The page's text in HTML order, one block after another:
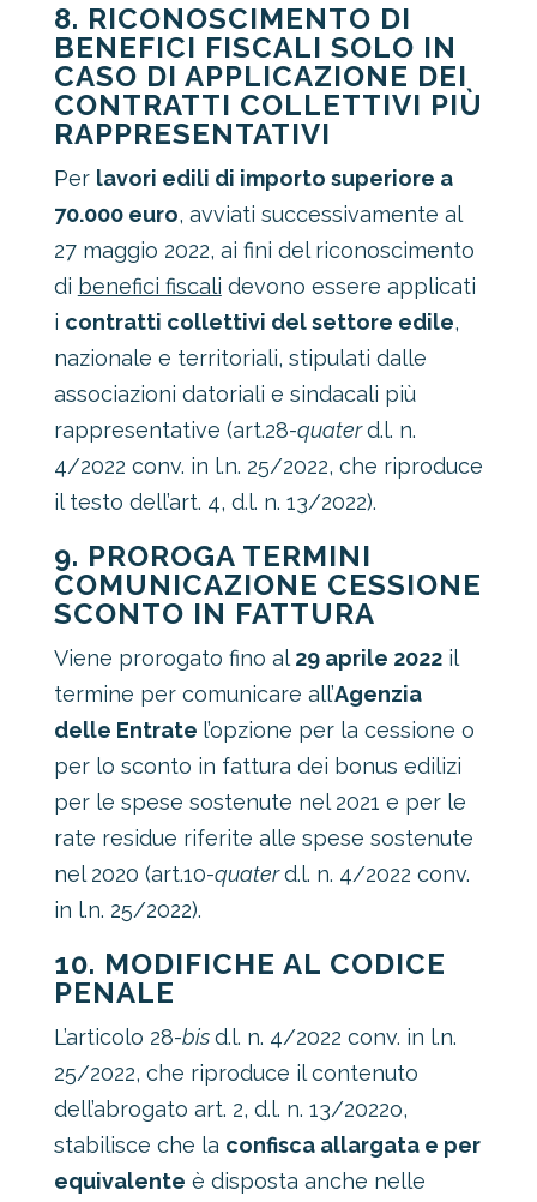
8. RICONOSCIMENTO DI
BENEFICI FISCALI SOLO IN
CASO DI APPLICAZIONE DEI
CONTRATTI COLLETTIVI PIÙ
RAPPRESENTATIVI
Per lavori edili di importo superiore a
70.000 euro, avviati successivamente al
27 maggio 2022, ai fini del riconoscimento
di benefici fiscali devono essere applicati
i contratti collettivi del settore edile,
nazionale e territoriali, stipulati dalle
associazioni datoriali e sindacali più
rappresentative (art.28-quaterd.l. n.
4/2022 conv. in l.n. 25/2022, che riproduce
il testo dell’art. 4, d.l. n. 13/2022).
9. PROROGA TERMINI
COMUNICAZIONE CESSIONE
SCONTO IN FATTURA
Viene prorogato fino al 29 aprile 2022il
termine per comunicare all’Agenzia
delle Entrate l’opzione per la cessione o
per lo sconto in fattura dei bonus edilizi
per le spese sostenute nel 2021 e per le
rate residue riferite alle spese sostenute
nel 2020 (art.10-quaterd.l. n. 4/2022 conv.
in l.n. 25/2022).
10. MODIFICHE AL CODICE
PENALE
L’articolo 28-bisd.l. n. 4/2022 conv. in l.n.
25/2022, che riproduce il contenuto
dell’abrogato art. 2, d.l. n. 13/2022o,
stabilisce che la confisca allargata e per
equivalente è disposta anche nelle